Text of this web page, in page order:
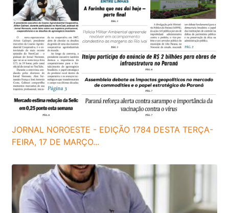
JORNAL NOROESTE - EDIÇÃO 1784 DESTA TERÇA-
FEIRA, 17 DE MARÇO...